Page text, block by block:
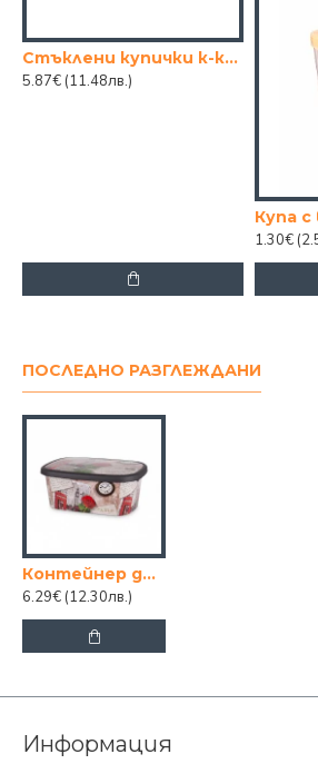
Стъклени купички к-кт 6бр.
5.87€ (11.48лв.)
Купа
1.30€
ПОСЛЕДНО РАЗГЛЕЖДАНИ
Контейнер детски цветен
6.29€ (12.30лв.)
Информация